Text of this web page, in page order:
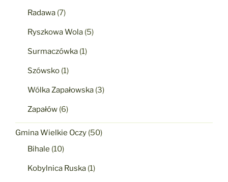
Radawa (7)
Ryszkowa Wola (5)
Surmaczówka (1)
Szówsko (1)
Wólka Zapałowska (3)
Zapałów (6)
Gmina Wielkie Oczy (50)
Bihale (10)
Kobylnica Ruska (1)